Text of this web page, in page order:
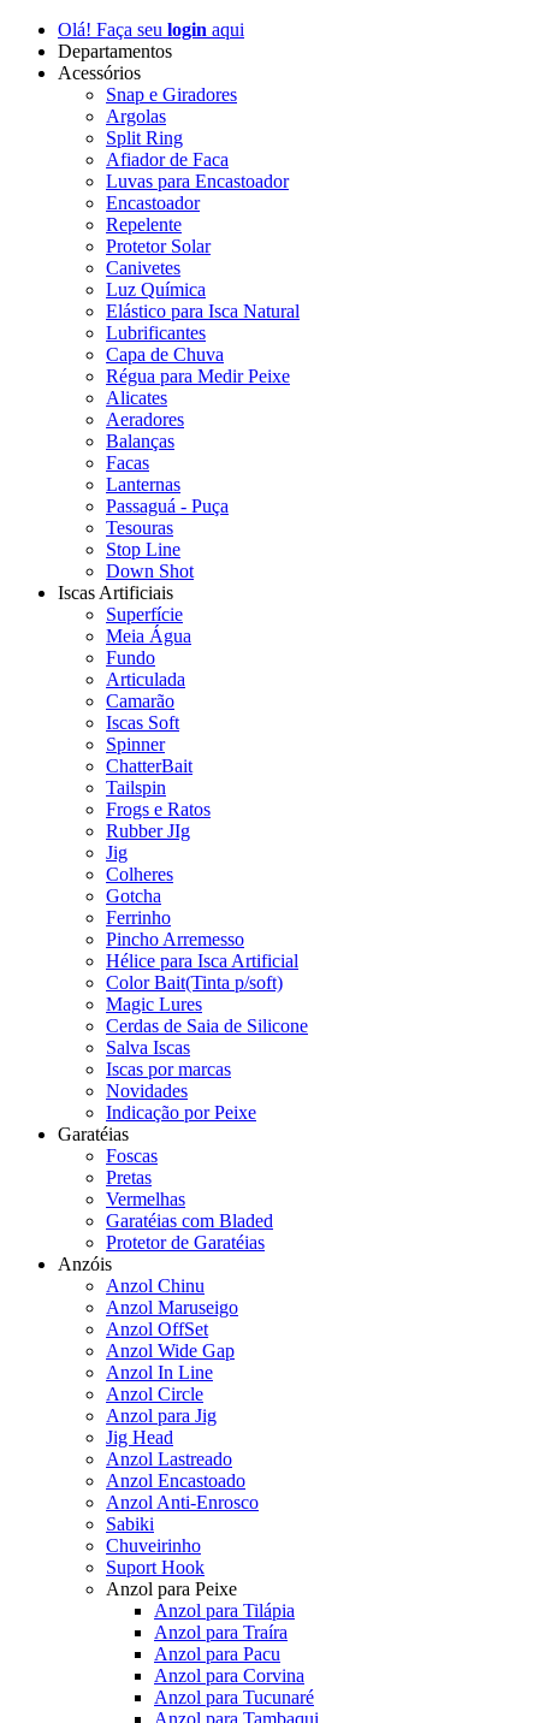
Olá! Faça seu login aqui
Departamentos
Acessórios
Snap e Giradores
Argolas
Split Ring
Afiador de Faca
Luvas para Encastoador
Encastoador
Repelente
Protetor Solar
Canivetes
Luz Química
Elástico para Isca Natural
Lubrificantes
Capa de Chuva
Régua para Medir Peixe
Alicates
Aeradores
Balanças
Facas
Lanternas
Passaguá - Puça
Tesouras
Stop Line
Down Shot
Iscas Artificiais
Superfície
Meia Água
Fundo
Articulada
Camarão
Iscas Soft
Spinner
ChatterBait
Tailspin
Frogs e Ratos
Rubber JIg
Jig
Colheres
Gotcha
Ferrinho
Pincho Arremesso
Hélice para Isca Artificial
Color Bait(Tinta p/soft)
Magic Lures
Cerdas de Saia de Silicone
Salva Iscas
Iscas por marcas
Novidades
Indicação por Peixe
Garatéias
Foscas
Pretas
Vermelhas
Garatéias com Bladed
Protetor de Garatéias
Anzóis
Anzol Chinu
Anzol Maruseigo
Anzol OffSet
Anzol Wide Gap
Anzol In Line
Anzol Circle
Anzol para Jig
Jig Head
Anzol Lastreado
Anzol Encastoado
Anzol Anti-Enrosco
Sabiki
Chuveirinho
Suport Hook
Anzol para Peixe
Anzol para Tilápia
Anzol para Traíra
Anzol para Pacu
Anzol para Corvina
Anzol para Tucunaré
Anzol para Tambaqui